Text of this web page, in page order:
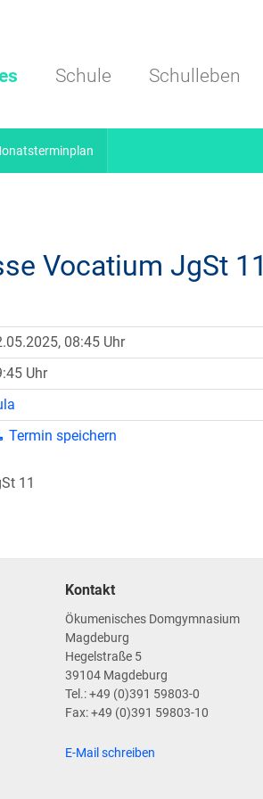
Schule Schulleben
Vocatium JgSt 11
08:45 Uhr
Uhr
Termin speichern
11
Kontakt
Ökumenisches Domgymnasium
Magdeburg
Hegelstraße 5
39104 Magdeburg
Tel.: +49 (0)391 59803-0
Fax: +49 (0)391 59803-10
E-Mail schreiben